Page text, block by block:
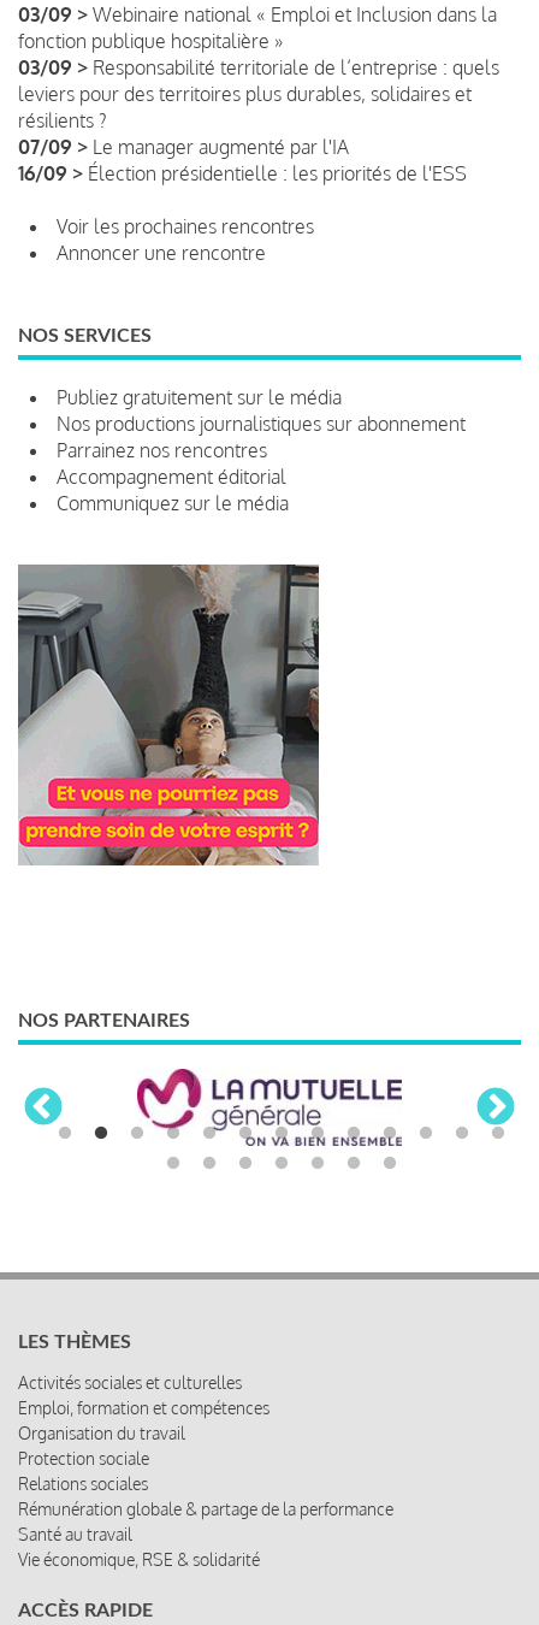
03/09 > Webinaire national « Emploi et Inclusion dans la
fonction publique hospitalière »
03/09 > Responsabilité territoriale de l’entreprise : quels
leviers pour des territoires plus durables, solidaires et
résilients ?
07/09 > Le manager augmenté par l'IA
16/09 > Élection présidentielle : les priorités de l'ESS
Voir les prochaines rencontres
Annoncer une rencontre
NOS SERVICES
Publiez gratuitement sur le média
Nos productions journalistiques sur abonnement
Parrainez nos rencontres
Accompagnement éditorial
Communiquez sur le média
NOS PARTENAIRES
LES THÈMES
Activités sociales et culturelles
Emploi, formation et compétences
Organisation du travail
Protection sociale
Relations sociales
Rémunération globale & partage de la performance
Santé au travail
Vie économique, RSE & solidarité
ACCÈS RAPIDE